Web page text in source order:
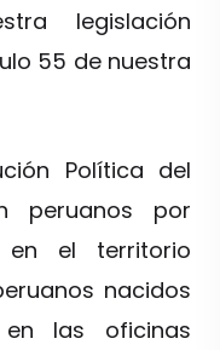
legislación
55 de nuestra
Política del
peruanos por
en el territorio
nacidos
las oficinas